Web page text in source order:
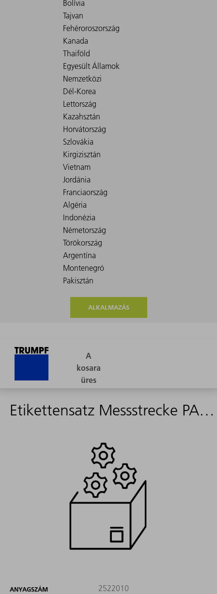
ALKALMAZÁS
Etikettensatz Messstrecke PA2in NIA - 2522010
ANYAGSZÁM 2522010